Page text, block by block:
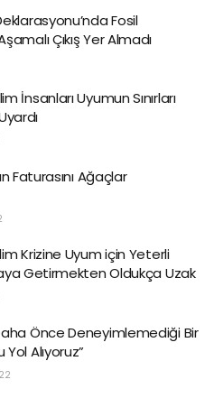
Fosil
Çıkış Yer Almadı
İnsanları Uyumun Sınırları
Faturasını Ağaçlar
Krizine Uyum için Yeterli
Getirmekten Oldukça Uzak
Önce Deneyimlemediği Bir
Yol Alıyoruz”